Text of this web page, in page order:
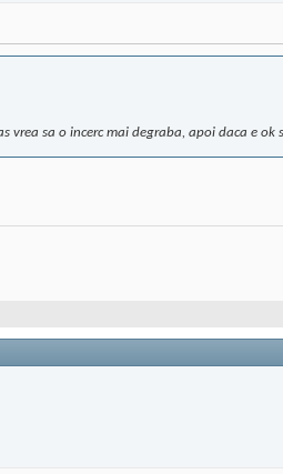
vrea sa o incerc mai degraba, apoi daca e